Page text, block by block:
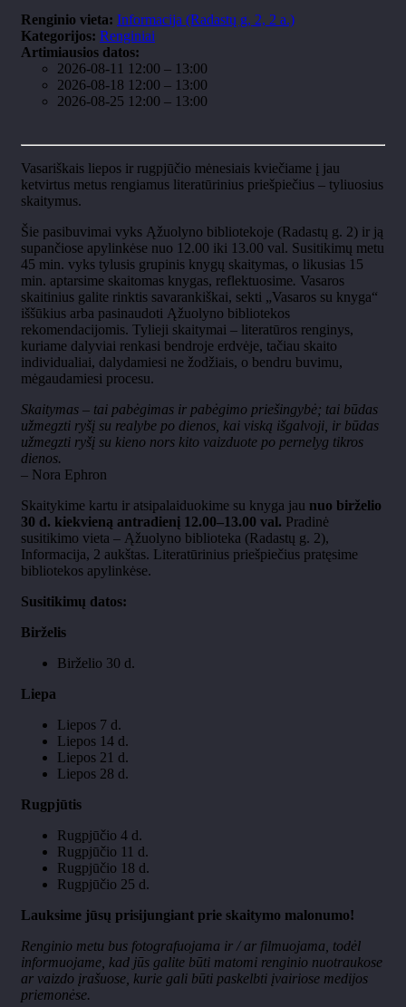
Renginio vieta: Informacija (Radastų g, 2, 2 a.)
Kategorijos: Renginiai
Artimiausios datos:
2026-08-11 12:00 – 13:00
2026-08-18 12:00 – 13:00
2026-08-25 12:00 – 13:00
Vasariškais liepos ir rugpjūčio mėnesiais kviečiame į jau
ketvirtus metus rengiamus literatūrinius priešpiečius – tyliuosius
skaitymus.
Šie pasibuvimai vyks Ąžuolyno bibliotekoje (Radastų g. 2) ir ją
supančiose apylinkėse nuo 12.00 iki 13.00 val. Susitikimų metu
45 min. vyks tylusis grupinis knygų skaitymas, o likusias 15
min. aptarsime skaitomas knygas, reflektuosime. Vasaros
skaitinius galite rinktis savarankiškai, sekti „Vasaros su knyga“
iššūkius arba pasinaudoti Ąžuolyno bibliotekos
rekomendacijomis. Tylieji skaitymai – literatūros renginys,
kuriame dalyviai renkasi bendroje erdvėje, tačiau skaito
individualiai, dalydamiesi ne žodžiais, o bendru buvimu,
mėgaudamiesi procesu.
Skaitymas – tai pabėgimas ir pabėgimo priešingybė; tai būdas
užmegzti ryšį su realybe po dienos, kai viską išgalvoji, ir būdas
užmegzti ryšį su kieno nors kito vaizduote po pernelyg tikros
dienos.
– Nora Ephron
Skaitykime kartu ir atsipalaiduokime su knyga jau nuo birželio
30 d. kiekvieną antradienį 12.00–13.00 val. Pradinė
susitikimo vieta – Ąžuolyno biblioteka (Radastų g. 2),
Informacija, 2 aukštas. Literatūrinius priešpiečius pratęsime
bibliotekos apylinkėse.
Susitikimų datos:
Birželis
Birželio 30 d.
Liepa
Liepos 7 d.
Liepos 14 d.
Liepos 21 d.
Liepos 28 d.
Rugpjūtis
Rugpjūčio 4 d.
Rugpjūčio 11 d.
Rugpjūčio 18 d.
Rugpjūčio 25 d.
Lauksime jūsų prisijungiant prie skaitymo malonumo!
Renginio metu bus fotografuojama ir / ar filmuojama, todėl
informuojame, kad jūs galite būti matomi renginio nuotraukose
ar vaizdo įrašuose, kurie gali būti paskelbti įvairiose medijos
priemonėse.